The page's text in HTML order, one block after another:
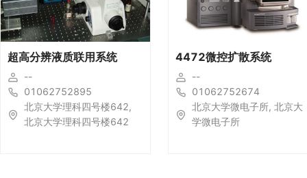
超高分辨液质联用系统
--
01062752895
北京大学理科四号楼642,
北京大学理科四号楼642
4472微控扩散系统
--
01062752674
北京大学微电子所, 北京大
学微电子所